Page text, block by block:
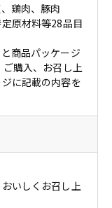
鶏肉、豚肉
原材料等28品目
商品パッケージ
購入、お召し上
に記載の内容を
いしくお召し上